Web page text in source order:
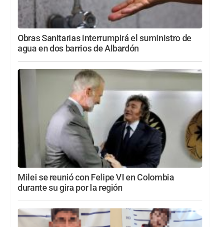
Obras Sanitarias interrumpirá el suministro de
agua en dos barrios de Albardón
Milei se reunió con Felipe VI en Colombia
durante su gira por la región